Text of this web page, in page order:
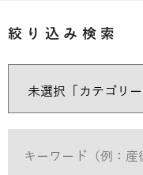
絞り込み検索